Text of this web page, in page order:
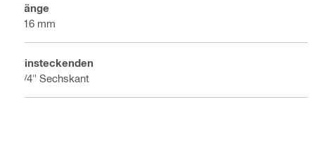
Länge
116 mm
Einsteckenden
1/4" Sechskant